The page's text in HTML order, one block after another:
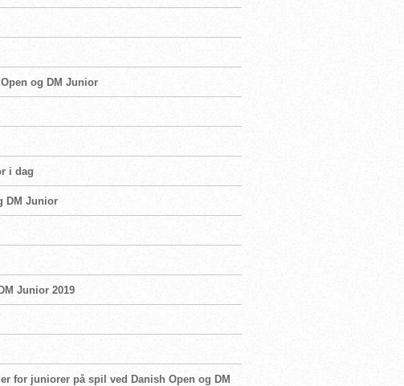
og DM Junior
i dag
DM Junior
Junior 2019
for juniorer på spil ved Danish Open og DM